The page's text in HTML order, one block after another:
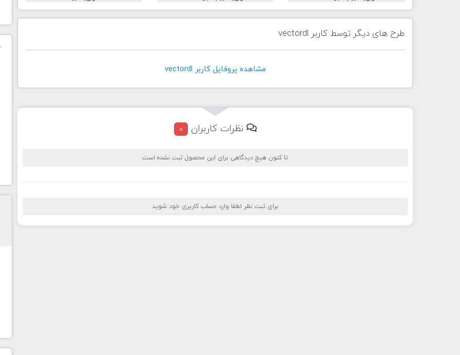
طرح های دیگر توسط کاربر vectordl
مشاهده پروفايل کاربر vectordl
نظرات کاربران 0
تا کنون هیچ دیدگاهی برای این محصول ثبت نشده است
برای ثبت نظر لطفا وارد حساب کاربری خود شوید